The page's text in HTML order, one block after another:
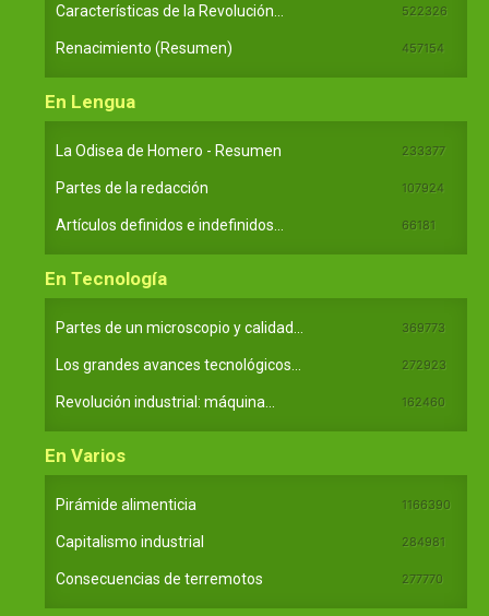
Características de la Revolución... 522326
Renacimiento (Resumen) 457154
En Lengua
La Odisea de Homero - Resumen 233377
Partes de la redacción 107924
Artículos definidos e indefinidos... 66181
En Tecnología
Partes de un microscopio y calidad... 369773
Los grandes avances tecnológicos... 272923
Revolución industrial: máquina... 162460
En Varios
Pirámide alimenticia 1166390
Capitalismo industrial 284981
Consecuencias de terremotos 277770